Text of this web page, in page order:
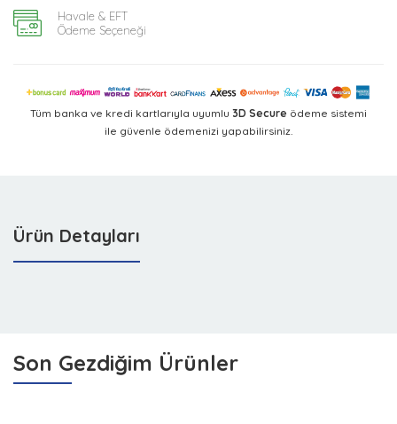
Havale & EFT
Ödeme Seçeneği
Tüm banka ve kredi kartlarıyla uyumlu 3D Secure ödeme sistemi
ile güvenle ödemenizi yapabilirsiniz.
Ürün Detayları
Son Gezdiğim Ürünler